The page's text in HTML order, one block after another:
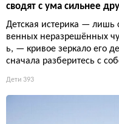
сводят с ума сильнее
Детская истерика — лишь
венных неразрешённых
ь, — кривое зеркало его
сначала разберитесь с
Дети 393